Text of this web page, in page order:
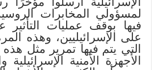
لمسؤولي المخابرات
فيها بوقف عمليات التأثير
على الإسرائيليين، وهذه
التي يتم فيها تمرير مثل هذه
الأجهزة الأمنية الإسرائيلية